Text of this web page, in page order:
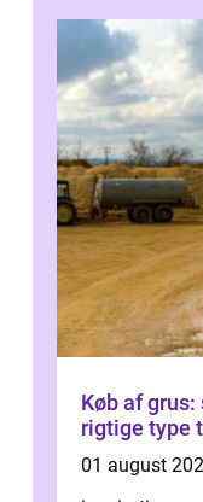
Køb af
rigtige type
01 august